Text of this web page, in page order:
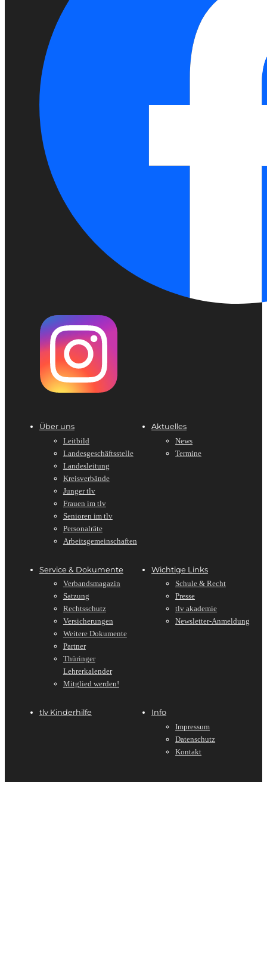
Über uns
Leitbild
Landesgeschäftsstelle
Landesleitung
Kreisverbände
Junger tlv
Frauen im tlv
Senioren im tlv
Personalräte
Arbeitsgemeinschaften
Aktuelles
News
Termine
Service & Dokumente
Verbandsmagazin
Satzung
Rechtsschutz
Versicherungen
Weitere Dokumente
Partner
Thüringer
Lehrerkalender
Mitglied werden!
Wichtige Links
Schule & Recht
Presse
tlv akademie
Newsletter-Anmeldung
tlv Kinderhilfe
Info
Impressum
Datenschutz
Kontakt